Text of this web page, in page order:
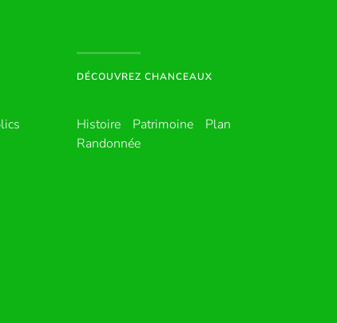
DÉCOUVREZ CHANCEAUX
Histoire Patrimoine
Plan
Randonnée